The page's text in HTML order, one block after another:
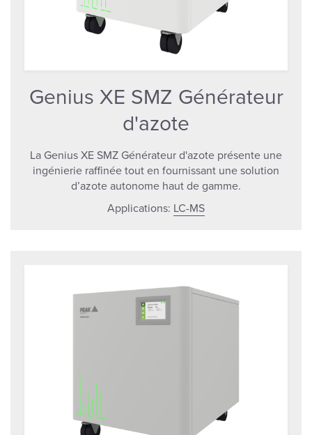
Genius XE SMZ Générateur
d'azote
La Genius XE SMZ Générateur d'azote présente une
ingénierie raffinée tout en fournissant une solution
d’azote autonome haut de gamme.
Applications: LC-MS